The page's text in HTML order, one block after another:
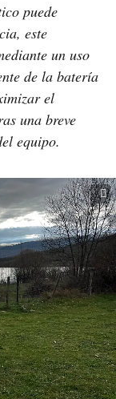
puede
este
un uso
de la batería
el
una breve
equipo.